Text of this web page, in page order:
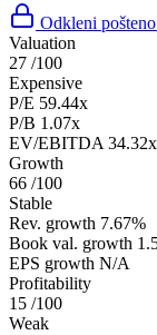
Odkleni
Valuation
27 /100
Expensive
P/E 59.44x
P/B 1.07x
EV/EBITDA 34.32x
Growth
66 /100
Stable
Rev. growth 7.67%
Book val. growth
EPS growth N/A
Profitability
15 /100
Weak